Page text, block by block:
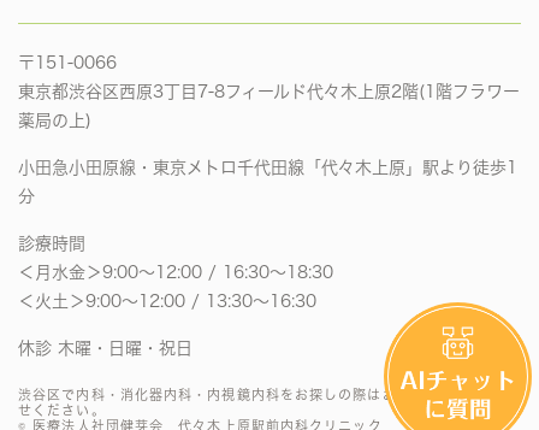
〒151-0066
東京都渋谷区西原3丁目7-8フィールド代々木上原2階(1階フラワー
薬局の上)
小田急小田原線・東京メトロ千代田線「代々木上原」駅より徒歩1
分
診療時間
＜月水金＞9:00〜12:00 / 16:30〜18:30
＜火土＞9:00〜12:00 / 13:30〜16:30
休診 木曜・日曜・祝日
渋谷区で内科・消化器内科・内視鏡内科をお探しの際はお気軽にお問い合わ
せください。
© 医療法人社団健芽会 代々木上原駅前内科クリニック